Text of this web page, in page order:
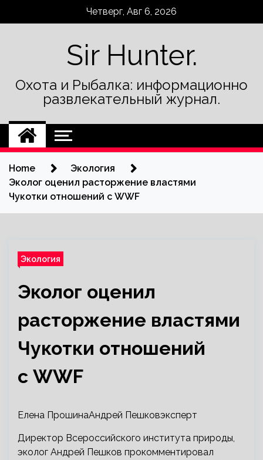
Четверг, Авг 6, 2026
Sir Hunter.
Охота и Рыбалка: информационно
развлекательный журнал.
Home
Экология
Эколог оценил расторжение властями
Чукотки отношений с WWF
Экология
Эколог оценил
расторжение властями
Чукотки отношений
с WWF
Елена ПрошинаАндрей Пешковэксперт
Директор Всероссийского института природы,
эколог Андрей Пешков прокомментировал